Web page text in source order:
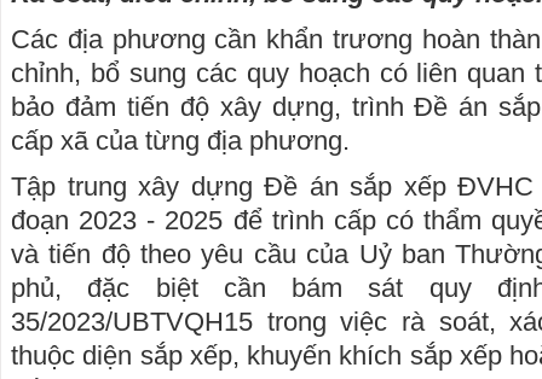
Các địa phương cần khẩn trương hoàn
chỉnh, bổ sung các quy hoạch có liên quan
bảo đảm tiến độ xây dựng, trình Đề án
cấp xã của từng địa phương.
Tập trung xây dựng Đề án sắp xếp
đoạn 2023 - 2025 để trình cấp có thẩm
và tiến độ theo yêu cầu của Uỷ ban
phủ, đặc biệt cần bám sát quy
35/2023/UBTVQH15 trong việc rà soát,
thuộc diện sắp xếp, khuyến khích sắp xếp